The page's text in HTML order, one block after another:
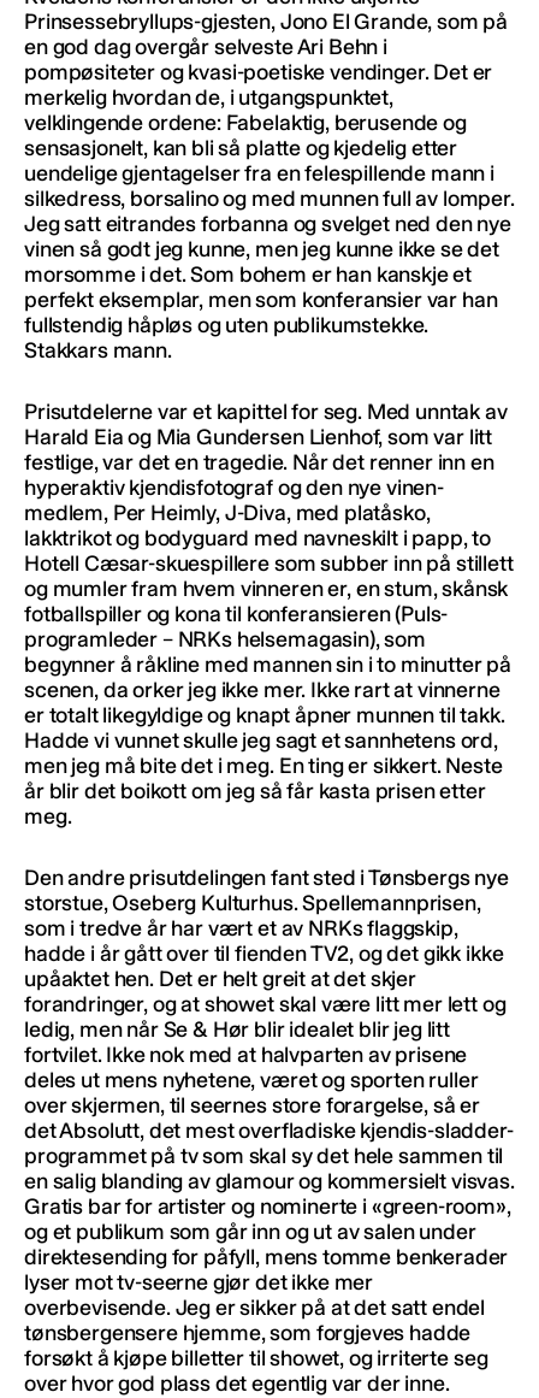
Prinsessebryllups-gjesten, Jono El Grande, som på
en god dag overgår selveste Ari Behn i
pompøsiteter og kvasi-poetiske vendinger. Det er
merkelig hvordan de, i utgangspunktet,
velklingende ordene: Fabelaktig, berusende og
sensasjonelt, kan bli så platte og kjedelig etter
uendelige gjentagelser fra en felespillende mann i
silkedress, borsalino og med munnen full av lomper.
Jeg satt eitrandes forbanna og svelget ned den nye
vinen så godt jeg kunne, men jeg kunne ikke se det
morsomme i det. Som bohem er han kanskje et
perfekt eksemplar, men som konferansier var han
fullstendig håpløs og uten publikumstekke.
Stakkars mann.
Prisutdelerne var et kapittel for seg. Med unntak av
Harald Eia og Mia Gundersen Lienhof, som var litt
festlige, var det en tragedie. Når det renner inn en
hyperaktiv kjendisfotograf og den nye vinen-
medlem, Per Heimly, J-Diva, med platåsko,
lakktrikot og bodyguard med navneskilt i papp, to
Hotell Cæsar-skuespillere som subber inn på stillett
og mumler fram hvem vinneren er, en stum, skånsk
fotballspiller og kona til konferansieren (Puls-
programleder – NRKs helsemagasin), som
begynner å råkline med mannen sin i to minutter på
scenen, da orker jeg ikke mer. Ikke rart at vinnerne
er totalt likegyldige og knapt åpner munnen til takk.
Hadde vi vunnet skulle jeg sagt et sannhetens ord,
men jeg må bite det i meg. En ting er sikkert. Neste
år blir det boikott om jeg så får kasta prisen etter
meg.
Den andre prisutdelingen fant sted i Tønsbergs nye
storstue, Oseberg Kulturhus. Spellemannprisen,
som i tredve år har vært et av NRKs flaggskip,
hadde i år gått over til fienden TV2, og det gikk ikke
upåaktet hen. Det er helt greit at det skjer
forandringer, og at showet skal være litt mer lett og
ledig, men når Se & Hør blir idealet blir jeg litt
fortvilet. Ikke nok med at halvparten av prisene
deles ut mens nyhetene, været og sporten ruller
over skjermen, til seernes store forargelse, så er
det Absolutt, det mest overfladiske kjendis-sladder-
programmet på tv som skal sy det hele sammen til
en salig blanding av glamour og kommersielt visvas.
Gratis bar for artister og nominerte i «green-room»,
og et publikum som går inn og ut av salen under
direktesending for påfyll, mens tomme benkerader
lyser mot tv-seerne gjør det ikke mer
overbevisende. Jeg er sikker på at det satt endel
tønsbergensere hjemme, som forgjeves hadde
forsøkt å kjøpe billetter til showet, og irriterte seg
over hvor god plass det egentlig var der inne.